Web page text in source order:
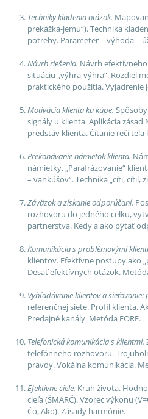
Techniky kladenia otázok.
prekážka-jemu“). Technika
potreby. Parameter – výhoda –
Návrh riešenia. Návrh
situáciu „výhra-výhra“. Rozdiel
praktického použitia. Vyjadrenie
Motivácia klienta ku kúpe.
signály u klienta. Aplikácia
predstáv klienta. Čítanie reči
Prekonávanie námietok klienta.
námietky. „Parafrázovanie“
– vankúšov“. Technika „cíti, cítil,
Záväzok a získanie odporúčaní.
rozhovoru do jedného celku,
partnerstva. Kedy a ako pýtať
Komunikácia s problémovými
klientov. Efektívne postupy ako
Desať efektívnych otázok.
Vyhľadávanie klientov a
referenčnej siete. Profil klienta.
Predajné kanály. Metóda FORE.
Telefonická komunikácia s klientmi.
telefónneho rozhovoru.
pravdy. Vokálna komunikácia.
Efektívne ciele. Kruh života.
cieľa (ŠMARČ). Vzorec výkonu
Čo, Ako). Zásady harmónie.